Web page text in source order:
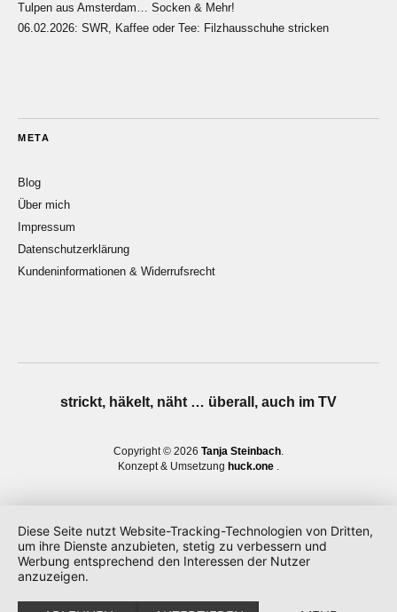
Tulpen aus Amsterdam… Socken & Mehr!
06.02.2026: SWR, Kaffee oder Tee: Filzhausschuhe stricken
META
Blog
Über mich
Impressum
Datenschutzerklärung
Kundeninformationen & Widerrufsrecht
strickt, häkelt, näht … überall, auch im TV
Copyright © 2026 Tanja Steinbach
Konzept & Umsetzung huck.one
Diese Seite nutzt Website-Tracking-Technologien von Dritten,
um ihre Dienste anzubieten, stetig zu verbessern und
Werbung entsprechend den Interessen der Nutzer
anzuzeigen.